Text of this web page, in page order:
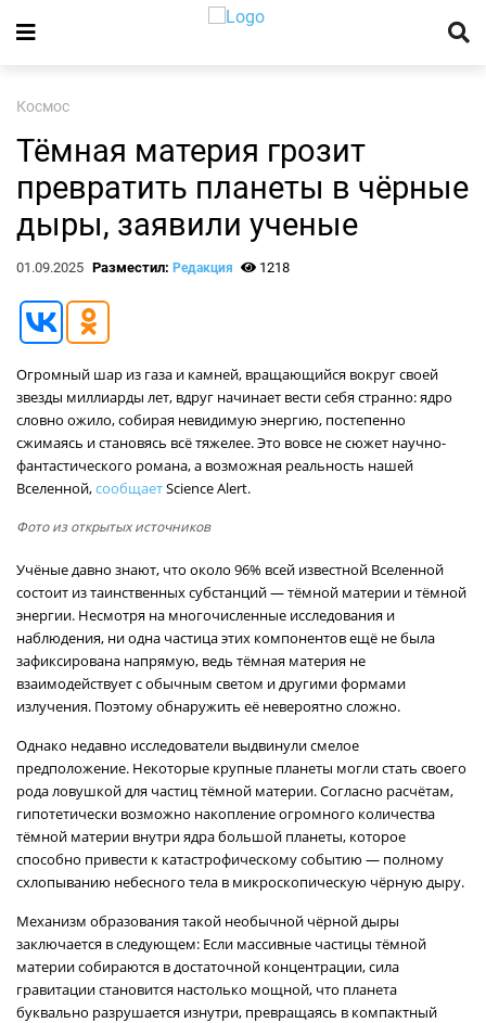
Космос
Тёмная материя грозит
превратить планеты в чёрные
дыры, заявили ученые
01.09.2025 Разместил: Редакция 1218
Огромный шар из газа и камней, вращающийся вокруг своей
звезды миллиарды лет, вдруг начинает вести себя странно: ядро
словно ожило, собирая невидимую энергию, постепенно
сжимаясь и становясь всё тяжелее. Это вовсе не сюжет научно-
фантастического романа, а возможная реальность нашей
Вселенной,сообщаетScience Alert.
Фото из открытых источников
Учёные давно знают, что около 96% всей известной Вселенной
состоит из таинственных субстанций — тёмной материи и тёмной
энергии. Несмотря на многочисленные исследования и
наблюдения, ни одна частица этих компонентов ещё не была
зафиксирована напрямую, ведь тёмная материя не
взаимодействует с обычным светом и другими формами
излучения. Поэтому обнаружить её невероятно сложно.
Однако недавно исследователи выдвинули смелое
предположение. Некоторые крупные планеты могли стать своего
рода ловушкой для частиц тёмной материи. Согласно расчётам,
гипотетически возможно накопление огромного количества
тёмной материи внутри ядра большой планеты, которое
способно привести к катастрофическому событию — полному
схлопыванию небесного тела в микроскопическую чёрную дыру.
Механизм образования такой необычной чёрной дыры
заключается в следующем: Если массивные частицы тёмной
материи собираются в достаточной концентрации, сила
гравитации становится настолько мощной, что планета
буквально разрушается изнутри, превращаясь в компактный